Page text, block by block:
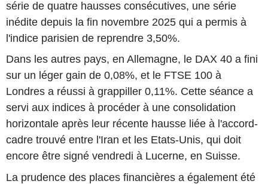
série de quatre hausses consécutives, une série
inédite depuis la fin novembre 2025 qui a permis à
l'indice parisien de reprendre 3,50%.
Dans les autres pays, en Allemagne, le DAX 40 a fini
sur un léger gain de 0,08%, et le FTSE 100 à
Londres a réussi à grappiller 0,11%. Cette séance a
servi aux indices à procéder à une consolidation
horizontale après leur récente hausse liée à l'accord-
cadre trouvé entre l'Iran et les Etats-Unis, qui doit
encore être signé vendredi à Lucerne, en Suisse.
La prudence des places financières a également été